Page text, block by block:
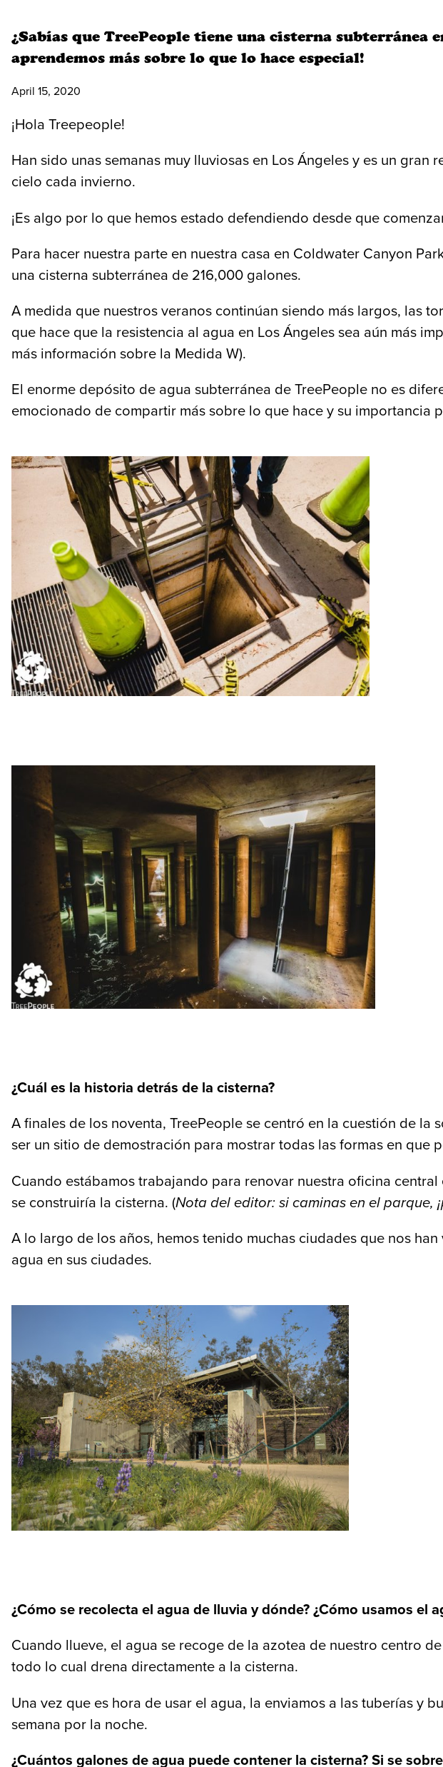
¿Sabías que TreePeople tiene una cisterna subterránea
aprendemos más sobre lo que lo hace especial!
April 15, 2020
¡Hola Treepeople!
Han sido unas semanas muy lluviosas en Los Ángeles y es un
cielo cada invierno.
¡Es algo por lo que hemos estado defendiendo desde que
Para hacer nuestra parte en nuestra casa en Coldwater Canyon
una cisterna subterránea de 216,000 galones.
A medida que nuestros veranos continúan siendo más largos, las
que hace que la resistencia al agua en Los Ángeles sea aún más
más información sobre la Medida W).
El enorme depósito de agua subterránea de TreePeople no es
emocionado de compartir más sobre lo que hace y su importancia
¿Cuál es la historia detrás de la cisterna?
A finales de los noventa, TreePeople se centró en la cuestión de
ser un sitio de demostración para mostrar todas las formas en que
Cuando estábamos trabajando para renovar nuestra oficina
se construiría la cisterna. (Nota del editor: si caminas en el parque,
A lo largo de los años, hemos tenido muchas ciudades que nos
agua en sus ciudades.
¿Cómo se recolecta el agua de lluvia y dónde? ¿Cómo usamos el
Cuando llueve, el agua se recoge de la azotea de nuestro centro
todo lo cual drena directamente a la cisterna.
Una vez que es hora de usar el agua, la enviamos a las tuberías y
semana por la noche.
¿Cuántos galones de agua puede contener la cisterna? Si se